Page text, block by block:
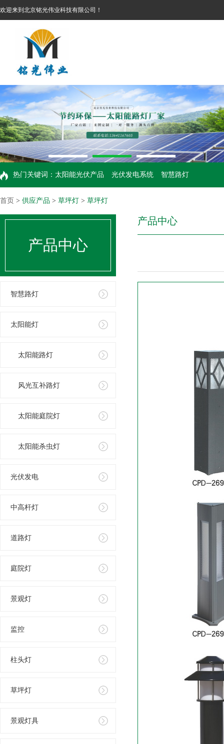
欢迎来到北京铭光伟业科技有限公司！
热门关键词： 太阳能光伏产品 光伏发电系统 智慧路灯
首页 > 供应产品 > 草坪灯 > 草坪灯
产品中心
智慧路灯
太阳能灯
太阳能路灯
风光互补路灯
太阳能庭院灯
太阳能杀虫灯
光伏发电
中高杆灯
道路灯
庭院灯
景观灯
监控
柱头灯
草坪灯
景观灯具
产品中心